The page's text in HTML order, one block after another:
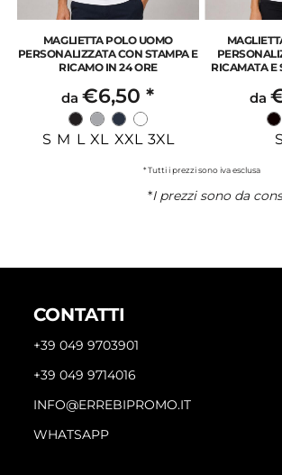
MAGLIETTA POLO UOMO
PERSONALIZZATA CON STAMPA E
RICAMO IN 24 ORE
da€6,50*
S M L XL XXL 3XL
RICAMATA E
da
* Tutti i prezzi sono iva esclusa
*I prezzi sono da
CONTATTI
+39 049 9703901
+39 049 9714016
INFO@ERREBIPROMO.IT
WHATSAPP